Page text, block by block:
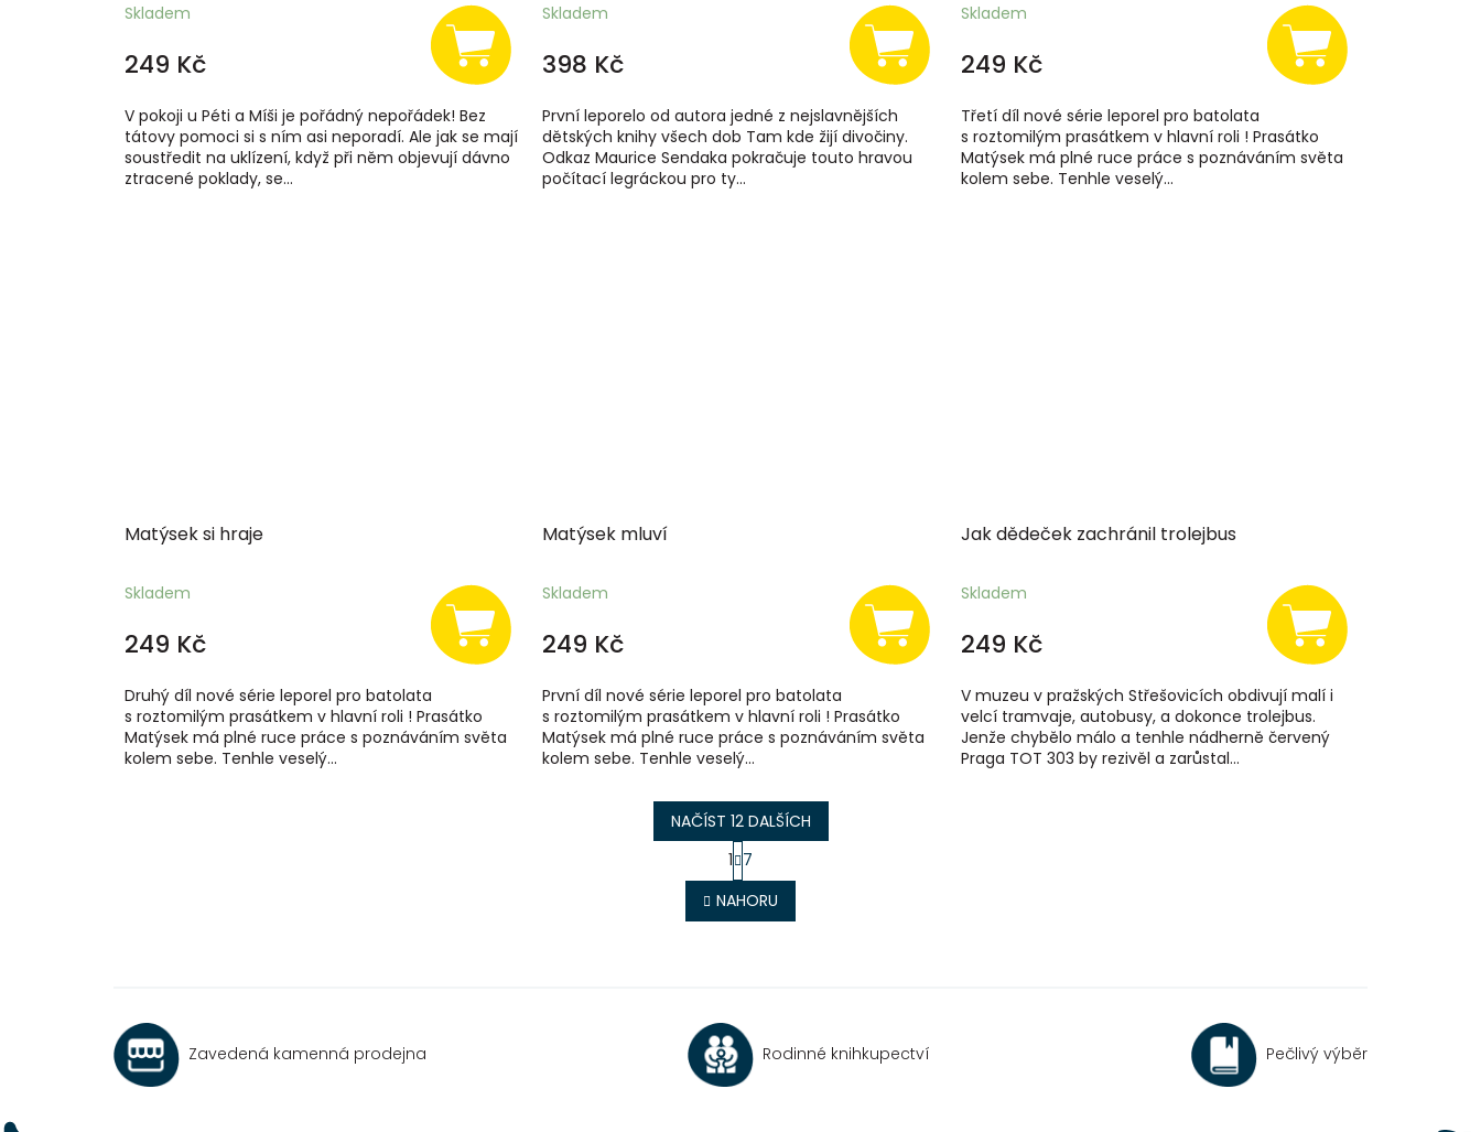
Skladem
249 Kč
V pokoji u Péti a Míši je pořádný nepořádek! Bez
tátovy pomoci si s ním asi neporadí. Ale jak se mají
soustředit na uklízení, když při něm objevují dávno
ztracené poklady, se...
Skladem
398 Kč
První leporelo od autora jedné z nejslavnějších
dětských knihy všech dob Tam kde žijí divočiny.
Odkaz Maurice Sendaka pokračuje touto hravou
počítací legráckou pro ty...
Skladem
249 Kč
Třetí díl nové série leporel pro batolata
s roztomilým prasátkem v hlavní roli ! Prasátko
Matýsek má plné ruce práce s poznáváním světa
kolem sebe. Tenhle veselý...
Matýsek si hraje
Skladem
249 Kč
Druhý díl nové série leporel pro batolata
s roztomilým prasátkem v hlavní roli ! Prasátko
Matýsek má plné ruce práce s poznáváním světa
kolem sebe. Tenhle veselý...
Matýsek mluví
Skladem
249 Kč
První díl nové série leporel pro batolata
s roztomilým prasátkem v hlavní roli ! Prasátko
Matýsek má plné ruce práce s poznáváním světa
kolem sebe. Tenhle veselý...
Jak dědeček zachránil trolejbus
Skladem
249 Kč
V muzeu v pražských Střešovicích obdivují malí i
velcí tramvaje, autobusy, a dokonce trolejbus.
Jenže chybělo málo a tenhle nádherně červený
Praga TOT 303 by rezivěl a zarůstal...
O
v
l
p
v
NAČÍST 12 DALŠÍCH
S
t
r
á
n
í
1 7
NAHORU
Zavedená kamenná prodejna Rodinné knihkupectví Pečlivý výběr